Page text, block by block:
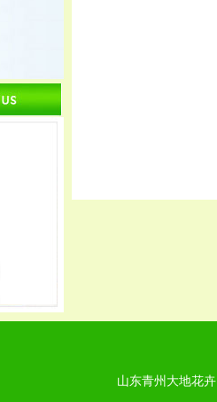
山东青州大地